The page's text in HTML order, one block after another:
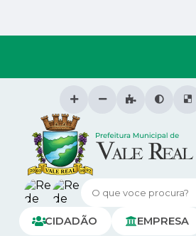
O que voce procura?
CIDADÃO EMPRESA